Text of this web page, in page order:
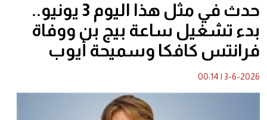
حدث في مثل هذا اليوم 3 يونيو..
بدء تشغيل ساعة بيج بن ووفاة
فرانتس كافكا وسميحة أيوب
3-6-2026
|
00:14